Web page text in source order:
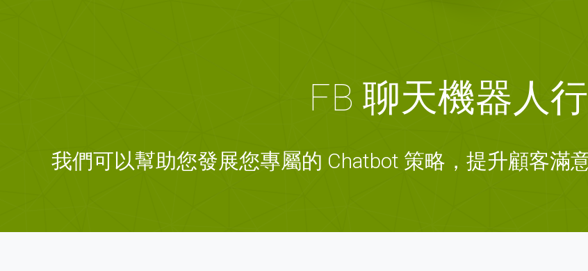
FB 聊天機器人
我們可以幫助您發展您專屬的 Chatbot 策略，提升顧客滿